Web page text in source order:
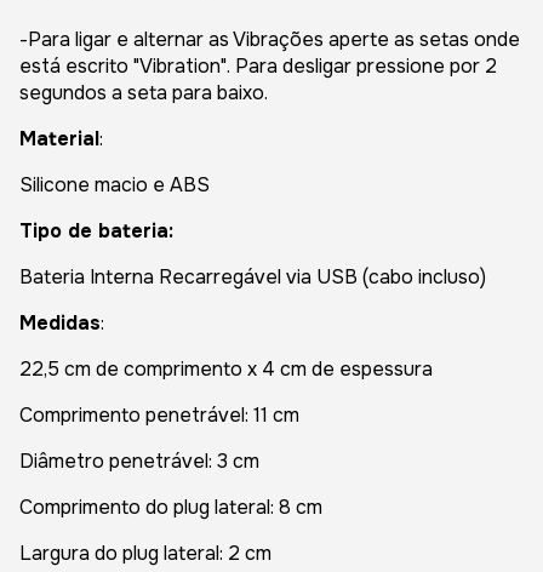
-Para ligar e alternar as Vibrações aperte as setas onde
está escrito "Vibration". Para desligar pressione por 2
segundos a seta para baixo.
Material:
Silicone macio e ABS
Tipo de bateria:
Bateria Interna Recarregável via USB (cabo incluso)
Medidas:
22,5 cm de comprimento x 4 cm de espessura
Comprimento penetrável: 11 cm
Diâmetro penetrável: 3 cm
Comprimento do plug lateral: 8 cm
Largura do plug lateral: 2 cm